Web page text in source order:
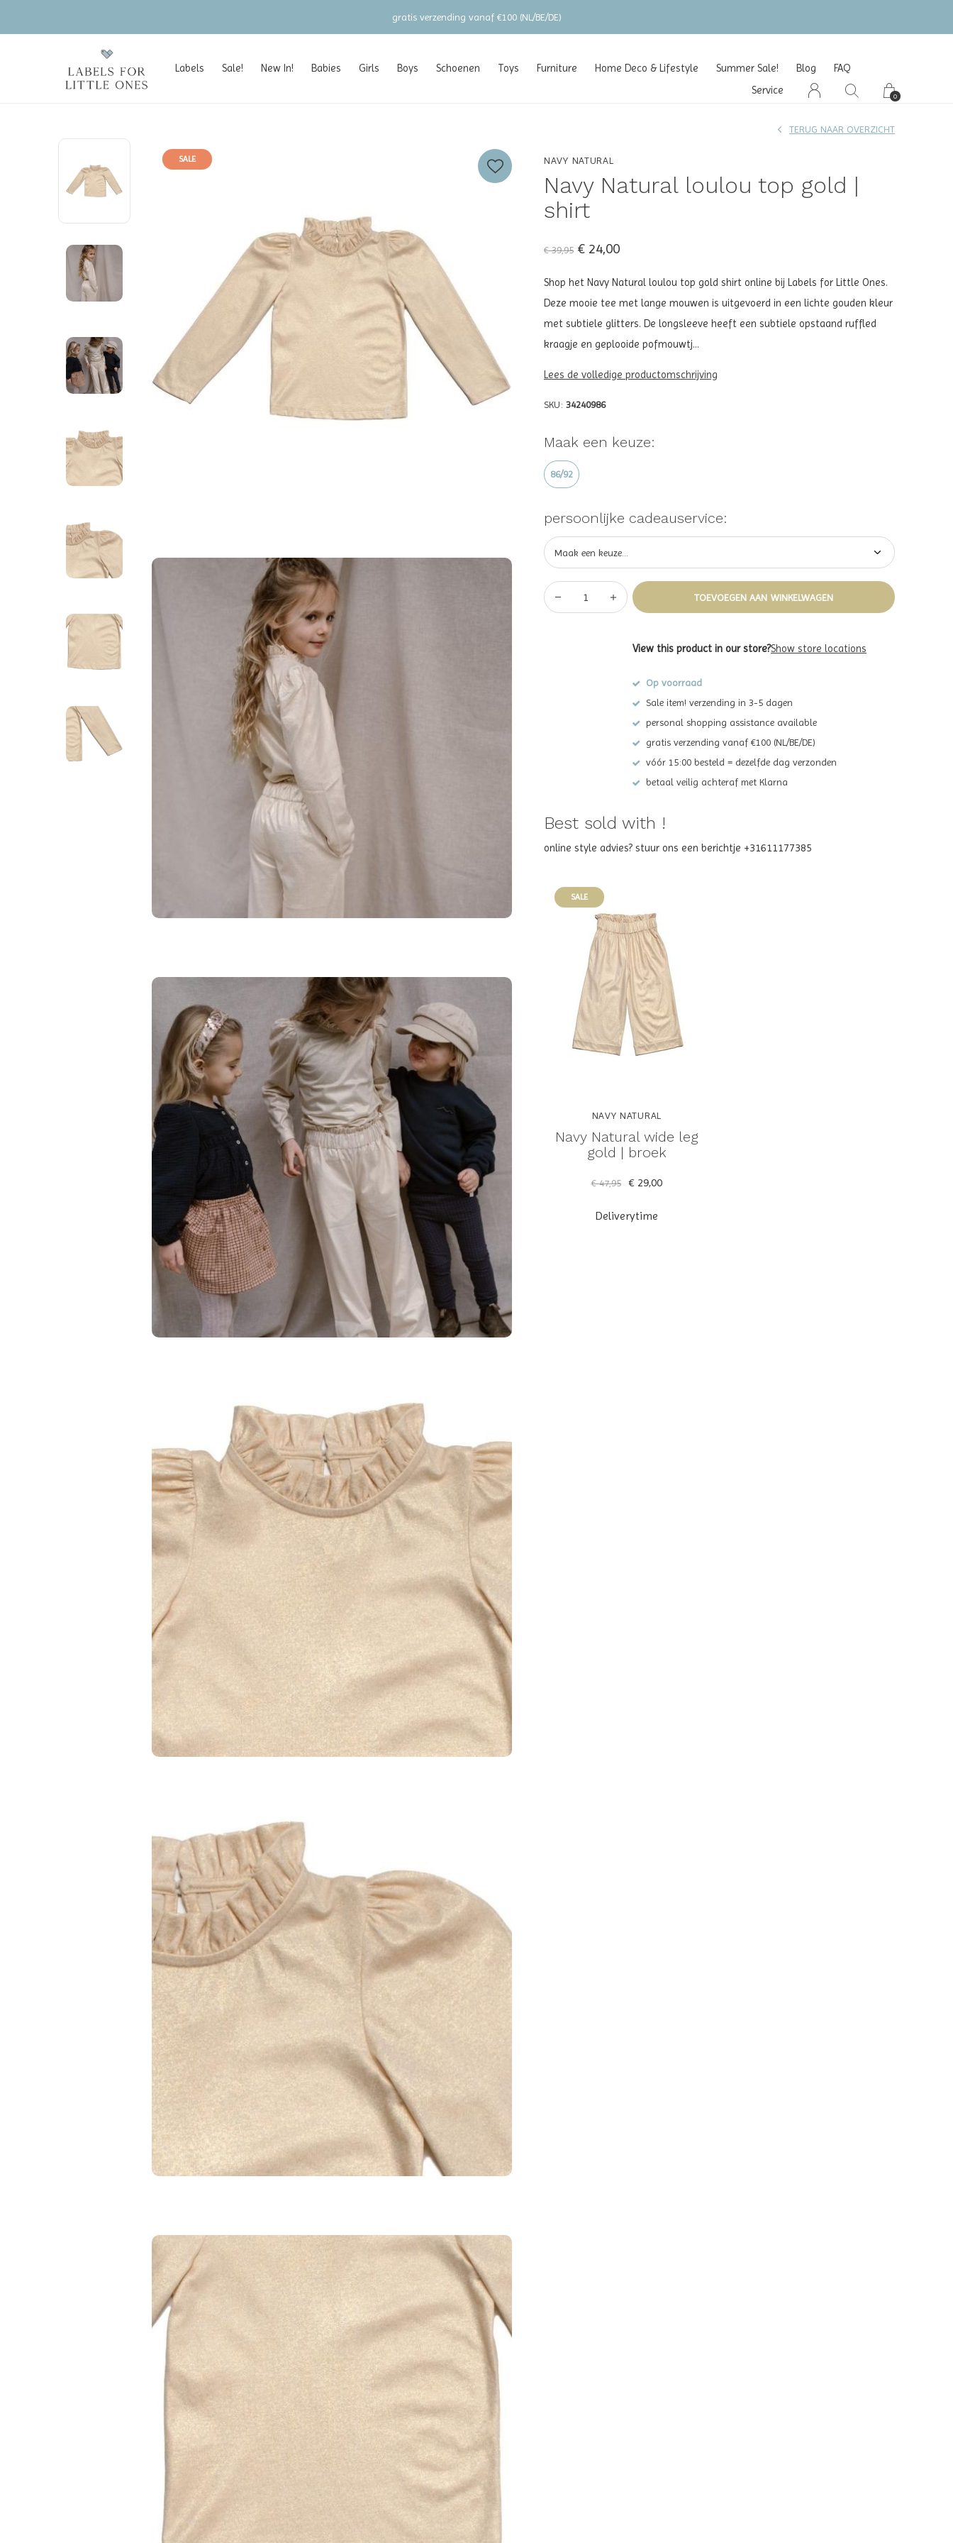
Labels Sale! New In! Babies Girls Boys Schoenen Toys Furniture Home Deco & Lifestyle Summer Sale! Blog
FAQ
Service
0
gratis verzending vanaf €100 (NL/BE/DE)
SALE NAVY NATURAL
Navy Natural loulou top gold |
shirt
TERUG NAAR OVERZICHT
€ 39,95 € 24,00
Shop het Navy Natural loulou top gold shirt online bij Labels for Little Ones.
Deze mooie tee met lange mouwen is uitgevoerd in een lichte gouden kleur
met subtiele glitters. De longsleeve heeft een subtiele opstaand ruffled
kraagje en geplooide pofmouwtj...
Lees de volledige productomschrijving
SKU: 34240986
Maak een keuze:
86/92
persoonlijke cadeauservice:
TOEVOEGEN AAN WINKELWAGEN
View this product in our store?Show store locations
Op voorraad
Sale item! verzending in 3-5 dagen
personal shopping assistance available
gratis verzending vanaf €100 (NL/BE/DE)
vóór 15:00 besteld = dezelfde dag verzonden
betaal veilig achteraf met Klarna
Best sold with !
online style advies? stuur ons een berichtje +31611177385
SALE
NAVY NATURAL
Navy Natural wide leg
gold | broek
€ 47,95 € 29,00
Deliverytime